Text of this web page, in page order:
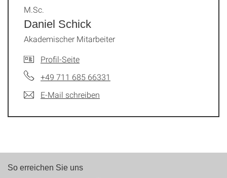
Daniel Schick
M.Sc.
Akademischer Mitarbeiter
Profil-Seite
+49 711 685 66331
E-Mail schreiben
So erreichen Sie uns